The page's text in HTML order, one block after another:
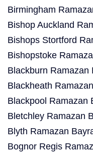
Birmingham
Bishop Auckland
Bishops Stortford
Bishopstoke
Blackburn Ramazan
Blackheath
Blackpool Ramazan
Bletchley Ramazan
Blyth Ramazan
Bognor Regis